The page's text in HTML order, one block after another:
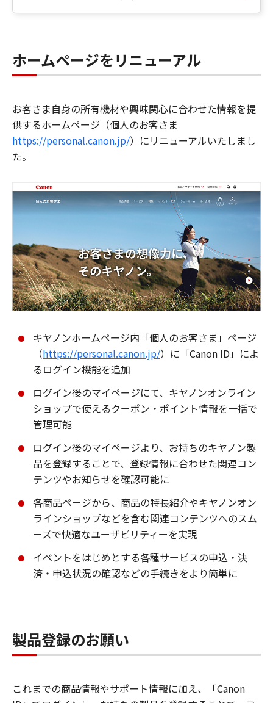
ホームページをリニューアル
お客さま自身の所有機材や興味関心に合わせた情報を提
供するホームページ（個人のお客さま
https://personal.canon.jp/）にリニューアルいたしまし
た。
キヤノンホームページ内「個人のお客さま」ページ
（https://personal.canon.jp/）に「Canon ID」によ
るログイン機能を追加
ログイン後のマイページにて、キヤノンオンライン
ショップで使えるクーポン・ポイント情報を一括で
管理可能
ログイン後のマイページより、お持ちのキヤノン製
品を登録することで、登録情報に合わせた関連コン
テンツやお知らせを確認可能に
各商品ページから、商品の特長紹介やキヤノンオン
ラインショップなどを含む関連コンテンツへのスム
ーズで快適なユーザビリティーを実現
イベントをはじめとする各種サービスの申込・決
済・申込状況の確認などの手続きをより簡単に
製品登録のお願い
これまでの商品情報やサポート情報に加え、「Canon